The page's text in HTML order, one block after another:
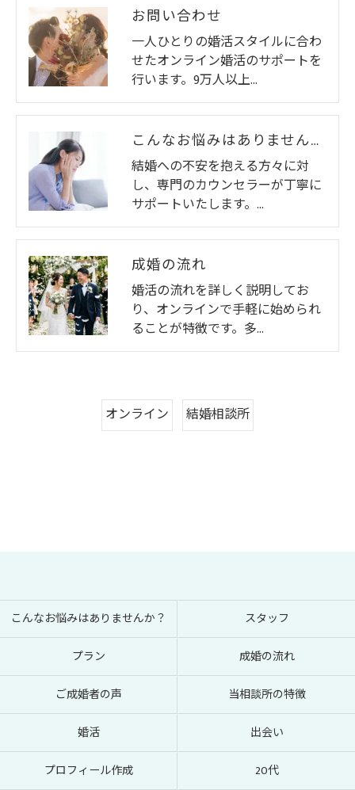
お問い合わせ
一人ひとりの婚活スタイルに合わ
せたオンライン婚活のサポートを
行います。9万人以上…
こんなお悩みはありませんか？
結婚への不安を抱える方々に対
し、専門のカウンセラーが丁寧に
サポートいたします。…
成婚の流れ
婚活の流れを詳しく説明してお
り、オンラインで手軽に始められ
ることが特徴です。多…
オンライン 結婚相談所
こんなお悩みはありませんか？ スタッフ
プラン 成婚の流れ
ご成婚者の声 当相談所の特徴
婚活 出会い
プロフィール作成 20代